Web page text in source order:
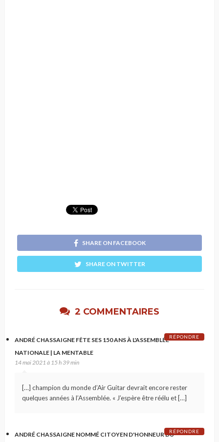
SHARE ON FACEBOOK
SHARE ON TWITTER
2 COMMENTAIRES
ANDRÉ CHASSAIGNE FÊTE SES 150 ANS À L'ASSEMBLÉE
NATIONALE | LA MENTABLE
14 mai 2021 à 15 h 39 min
[…] champion du monde d’Air Guitar devrait encore rester
quelques années à l’Assemblée. « J’espère être réélu et […]
RÉPONDRE
ANDRÉ CHASSAIGNE NOMMÉ CITOYEN D'HONNEUR DURÉPONDRE